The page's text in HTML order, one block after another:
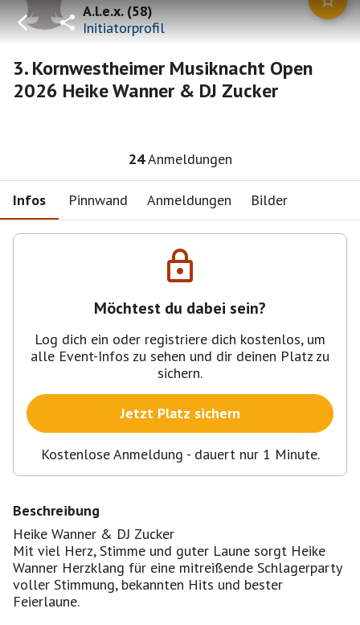
A.l.e.x.(58)
Initiatorprofil
3. Kornwestheimer Musiknacht Open
2026 Heike Wanner & DJ Zucker
24Anmeldungen
Infos Pinnwand Anmeldungen Bilder
Möchtest du dabei sein?
Log dich ein oder registriere dich kostenlos, um
alle Event-Infos zu sehen und dir deinen Platz zu
sichern.
Jetzt Platz sichern
Kostenlose Anmeldung - dauert nur 1 Minute.
Beschreibung
Heike Wanner & DJ Zucker
Mit viel Herz, Stimme und guter Laune sorgt Heike
Wanner Herzklang für eine mitreißende Schlagerparty
voller Stimmung, bekannten Hits und bester
Feierlaune.